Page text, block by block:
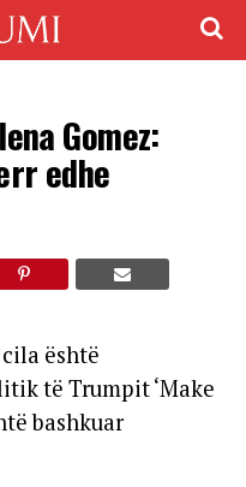
Gomez:
edhe
është
të Trumpit ‘Make
bashkuar